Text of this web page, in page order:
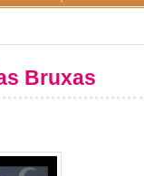
Bruxas